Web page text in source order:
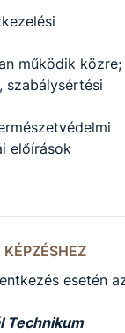
működik közre;
szabálysértési
előírások
esetén
Technikum